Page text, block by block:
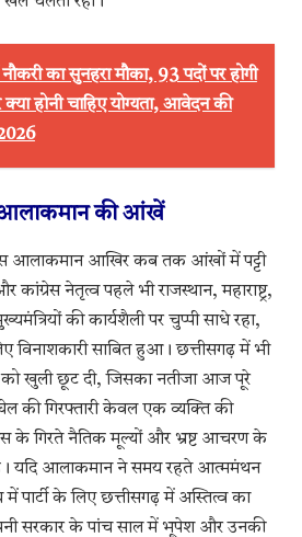
का सुनहरा मौका, 93 पदों पर होगी
क्या होनी चाहिए योग्यता, आवेदन की
की आंखें
आलाकमान आखिर कब तक आंखों में पट्टी
कांग्रेस नेतृत्व पहले भी राजस्थान, महाराष्ट्र,
की कार्यशैली पर चुप्पी साधे रहा,
विनाशकारी साबित हुआ। छत्तीसगढ़ में भी
खुली छूट दी, जिसका नतीजा आज पूरे
की गिरफ्तारी केवल एक व्यक्ति की
के गिरते नैतिक मूल्यों और भ्रष्ट आचरण के
यदि आलाकमान ने समय रहते आत्ममंथन
पार्टी के लिए छत्तीसगढ़ में अस्तित्व का
सरकार के पांच साल में भूपेश और उनकी